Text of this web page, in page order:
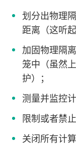
划分出物理
距离（这听
加固物理隔
笼中（虽然
护）；
测量并监控
限制或者禁
关闭所有计